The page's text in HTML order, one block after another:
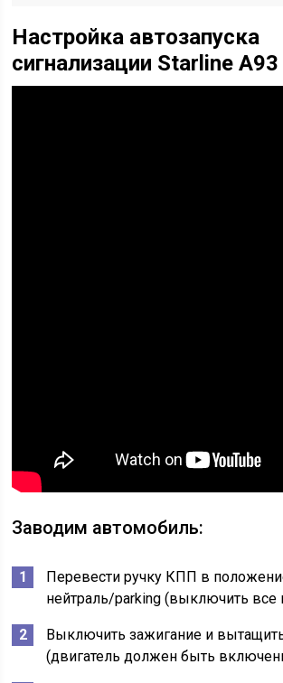
Настройка автозапуска
сигнализации Starline A93
Заводим автомобиль:
Перевести ручку КПП в
нейтраль/parking (выключить все
Выключить зажигание и
(двигатель должен быть